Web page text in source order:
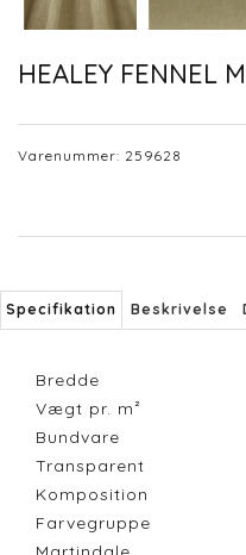
HEALEY FENNEL
Varenummer: 259628
Specifikation Beskrivelse
Bredde
Vægt pr. m²
Bundvare
Transparent
Komposition
Farvegruppe